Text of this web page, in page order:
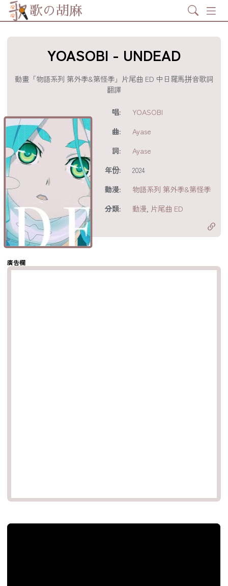
歌の胡麻 Search
YOASOBI - UNDEAD
動畫「物語系列 第外季&第怪季」片尾曲 ED 中日羅馬拼音歌詞
翻譯
唱:
YOASOBI
曲:
Ayase
詞:
Ayase
年份:
2024
動漫:
物語系列 第外季&第怪季
分類:
動漫 片尾曲 ED
分享至
享至 X
分享至
製鏈結
廣告欄
官方Youtube影片